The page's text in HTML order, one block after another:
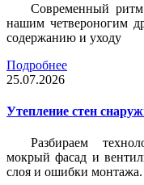
Современный
нашим четвероногим
содержанию и уходу
Подробнее
25.07.2026
Утепление стен
Разбираем
мокрый фасад и
слоя и ошибки монтажа.